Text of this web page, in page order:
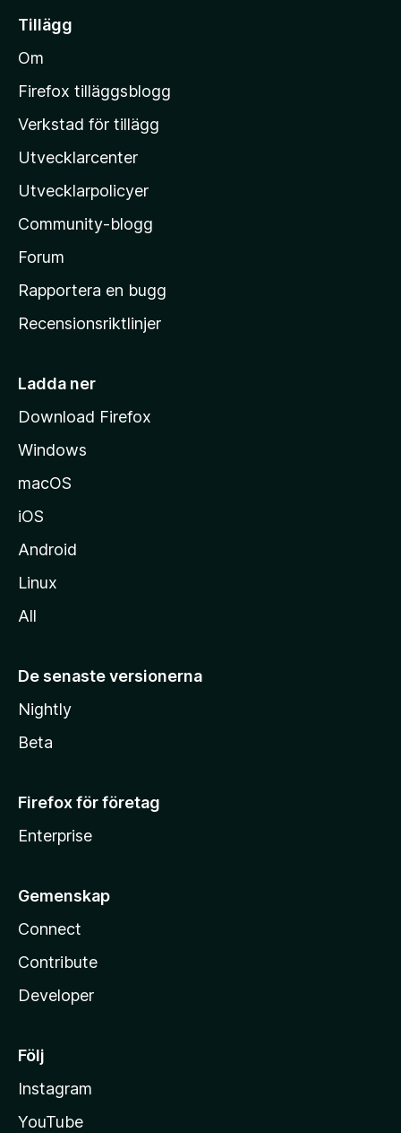
i
l
M
z
i
l
a
s
h
m
i
a
Tillägg
Om
Firefox tilläggsblogg
Verkstad för tillägg
Utvecklarcenter
Utvecklarpolicyer
Community-blogg
Forum
Rapportera en bugg
Recensionsriktlinjer
Ladda ner
Download Firefox
Windows
macOS
iOS
Android
Linux
All
De senaste versionerna
Nightly
Beta
Firefox för företag
Enterprise
Gemenskap
Connect
Contribute
Developer
Följ
Instagram
YouTube